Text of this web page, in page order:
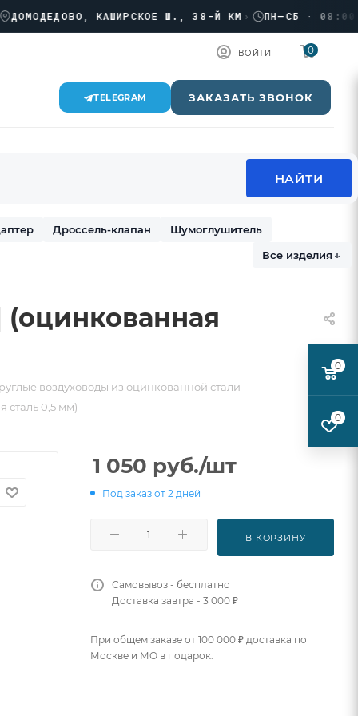
КАШИРСКОЕ Ш., 38-Й КМ› ПН–СБ · 08:00 →
ВОЙТИ 0
TELEGRAM ЗАКАЗАТЬ ЗВОНОК
Дроссель-клапан
Шумоглушитель
Все изделия ↓
(оцинкованная
воздуховоды из оцинкованной стали —
сталь 0,5 мм)
1 050 руб./шт
Под заказ от 2 дней
В КОРЗИНУ
Самовывоз - бесплатно
Доставка завтра - 3 000 ₽
При общем заказе от 100 000 ₽ доставка по
Москве и МО в подарок.
0
0